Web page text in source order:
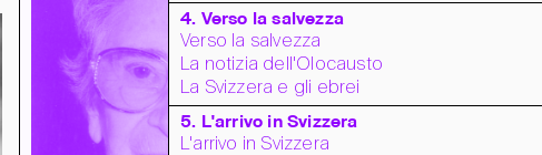
4. Verso la salvezza
Verso la salvezza
La notizia dell'Olocausto
La Svizzera e gli ebrei
5. L'arrivo in Svizzera
L'arrivo in Svizzera